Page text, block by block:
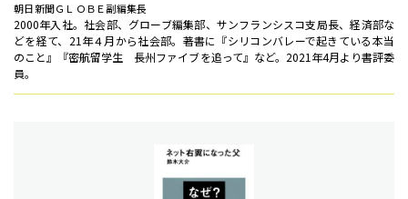
朝日新聞ＧＬＯＢＥ副編集長
2000年入社。社会部、グローブ編集部、サンフランシスコ支局長、経済部な
どを経て、21年４月から社会部。著書に『シリコンバレーで起きている本当
のこと』『密航留学生 長州ファイブを追って』など。2021年4月より書評委
員。